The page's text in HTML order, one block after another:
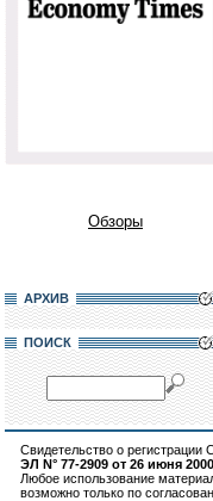
Обзоры
АРХИВ
ПОИСК
Свидетельство о регистрации
ЭЛ N° 77-2909 от 26 июня
Любое использование
возможно только по